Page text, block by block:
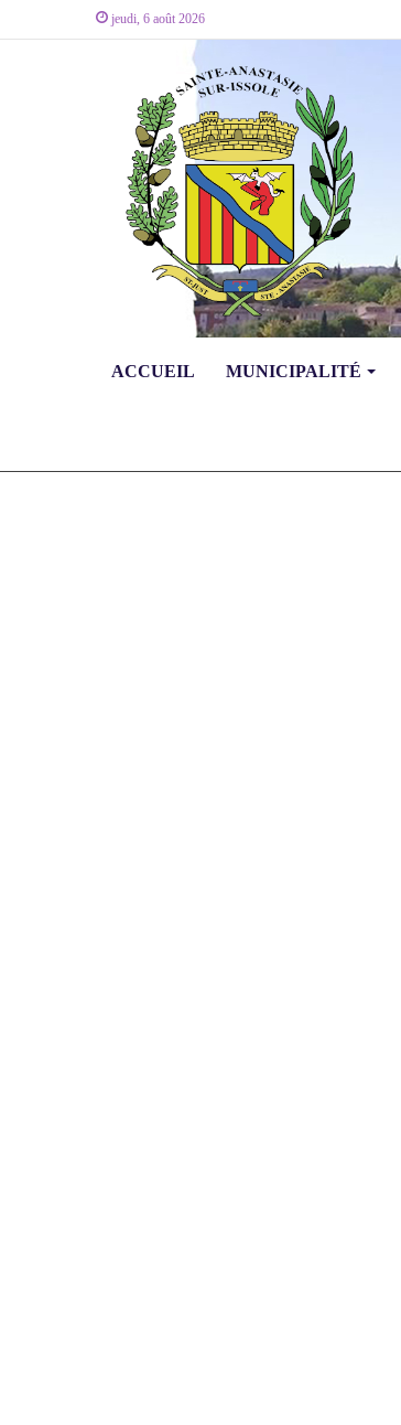
jeudi, 6 août 2026
ACCUEIL MUNICIPALITÉ